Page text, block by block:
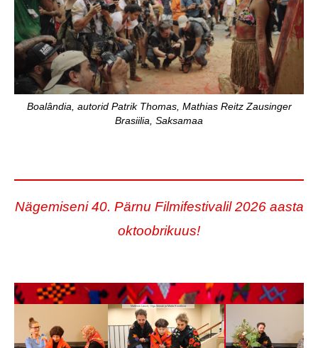
Boalândia, autorid Patrik Thomas, Mathias Reitz Zausinger
Brasiilia, Saksamaa
Nägemiseni 40. Pärnu Filmifestivalil 2026 aasta
oktoobrikuus!
Matthew Lancit, Olga Semak ja Marta Kovářová